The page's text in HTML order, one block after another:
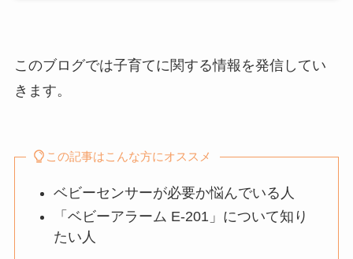
このブログでは子育てに関する情報を発信してい
きます。
この記事はこんな方にオススメ
ベビーセンサーが必要か悩んでいる人
「ベビーアラーム E-201」について知り
たい人